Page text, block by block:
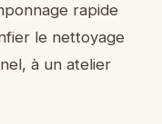
rapide
le nettoyage
à un atelier